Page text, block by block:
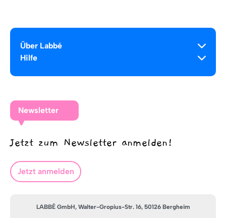
Über Labbé
Hilfe
Newsletter
Jetzt zum Newsletter anmelden!
Jetzt anmelden
LABBÉ GmbH, Walter-Gropius-Str. 16, 50126 Bergheim